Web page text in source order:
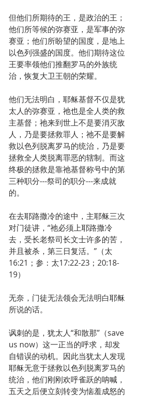
但他们所期待的王，是政治的王；
他们所等候的弥赛亚，是军事的弥
赛亚；他们所盼望的国度，是地上
以色列强盛的国度。他们期待这位
王要率领他们推翻罗马的外族统
治，恢复大卫王朝的荣耀。
他们无法明白，耶稣基督不仅是犹
太人的弥赛亚，祂也是全人类的救
主基督；祂来到世上不是要消灭敌
人，乃是要拯救罪人；祂不是要解
救以色列脱离罗马的统治，乃是要
拯救全人类脱离罪恶的辖制。而这
终极的拯救是靠祂基督称号中的第
三种职分---祭司的职分---来成就
的。
在去耶路撒冷的途中，主耶稣三次
对门徒讲，“祂必须上耶路撒冷
去，受长老祭司长文士许多的苦，
并且被杀，第三日复活。”（太
16:21；参：太17:22-23；20:18-
19）
无奈，门徒无法领会无法明白耶稣
所说的话。
讽刺的是，犹太人“和散那”（save
us now）这一正当的呼求，却发
自错误的动机。因此当犹太人发现
耶稣无意于拯救以色列脱离罗马的
统治，他们刚刚欢呼雀跃的呐喊，
五天之后便立刻转变为恼羞成怒的